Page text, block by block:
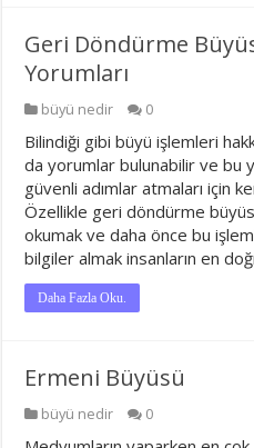
Geri Döndürme
Yorumları
büyü nedir 0
Bilindiği gibi büyü işlemleri
da yorumlar bulunabilir ve bu
güvenli adımlar atmaları için
Özellikle geri döndürme
okumak ve daha önce bu
bilgiler almak insanların en
Daha Fazla Oku.
Ermeni Büyüsü
büyü nedir 0